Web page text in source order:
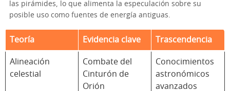
las pirámides, lo que alimenta la especulación sobre su
posible uso como fuentes de energía antiguas.
Teoría Evidencia clave Trascendencia
Alineación
celestial
Combate del
Cinturón de
Orión
Conocimientos
astronómicos
avanzados